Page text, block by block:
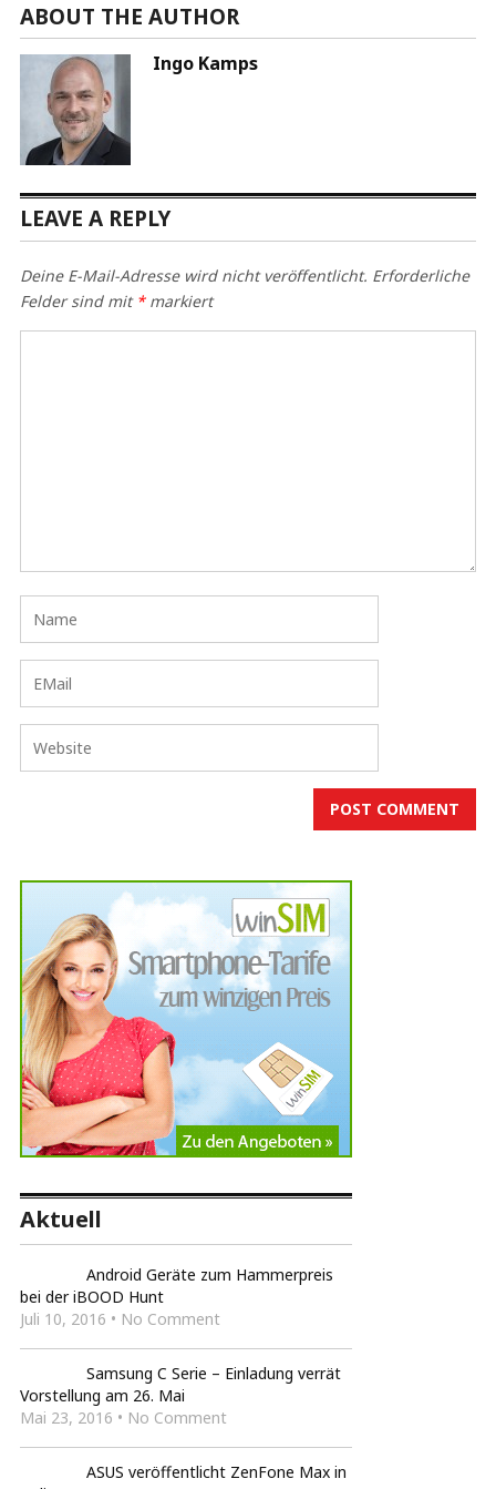
ABOUT THE AUTHOR
Ingo Kamps
LEAVE A REPLY
Deine E-Mail-Adresse wird nicht veröffentlicht. Erforderliche
Felder sind mit *markiert
Aktuell
Android Geräte zum Hammerpreis
bei der iBOOD Hunt
Juli 10, 2016 • No Comment
Samsung C Serie – Einladung verrät
Vorstellung am 26. Mai
Mai 23, 2016 • No Comment
ASUS veröffentlicht ZenFone Max in